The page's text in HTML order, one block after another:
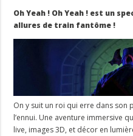
Oh Yeah ! Oh Yeah ! est un
allures de train fantôme !
On y suit un roi qui erre dans son
l’ennui. Une aventure immersive
live, images 3D, et décor en